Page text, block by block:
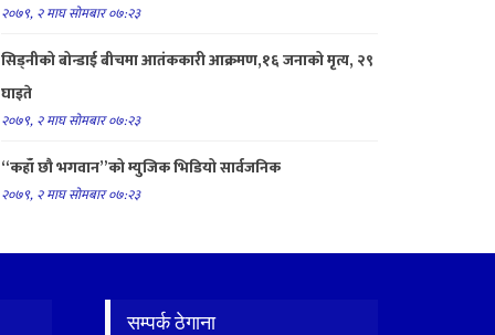
२०७९, २ माघ सोमबार ०७:२३
सिड्नीको बोन्डाई बीचमा आतंककारी आक्रमण,१६ जनाको मृत्य, २९
घाइते
२०७९, २ माघ सोमबार ०७:२३
“कहाँ छौ भगवान”को म्युजिक भिडियो सार्वजनिक
२०७९, २ माघ सोमबार ०७:२३
सम्पर्क ठेगाना